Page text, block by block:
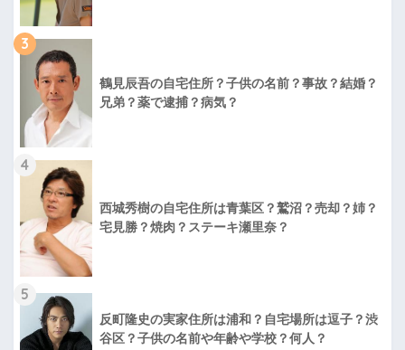
3
鶴見辰吾の自宅住所？子供の名前？事故？結婚？
兄弟？薬で逮捕？病気？
4
西城秀樹の自宅住所は青葉区？鷲沼？売却？姉？
宅見勝？焼肉？ステーキ瀬里奈？
5
反町隆史の実家住所は浦和？自宅場所は逗子？渋
谷区？子供の名前や年齢や学校？何人？